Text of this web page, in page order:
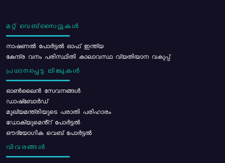
മറ്റ് വെബ്സൈറ്റുകൾ
നാഷണൽ പോർട്ടൽ ഓഫ് ഇന്ത്യ
കേന്ദ്ര വനം പരിസ്ഥിതി കാലാവസ്ഥ വ്യതിയാന വകുപ്പ്
പ്രധാനപ്പെട്ട ലിങ്കുകൾ
ഓൺലൈൻ സേവനങ്ങൾ
ഡാഷ്ബോർഡ്
മുഖ്യമന്ത്രിയുടെ പരാതി പരിഹാരം
ഡോക്യുമെൻ്റ് പോർട്ടൽ
ഔദ്യോഗിക വെബ് പോർട്ടൽ
വിവരങ്ങൾ